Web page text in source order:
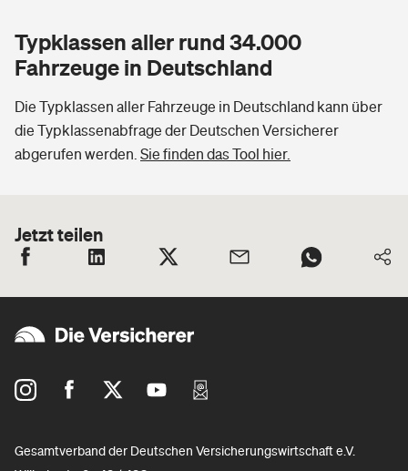
Typklassen aller rund 34.000
Fahrzeuge in Deutschland
Die Typklassen aller Fahrzeuge in Deutschland kann über
die Typklassenabfrage der Deutschen Versicherer
abgerufen werden. Sie finden das Tool hier.
Jetzt teilen
Gesamtverband der Deutschen Versicherungswirtschaft e.V.